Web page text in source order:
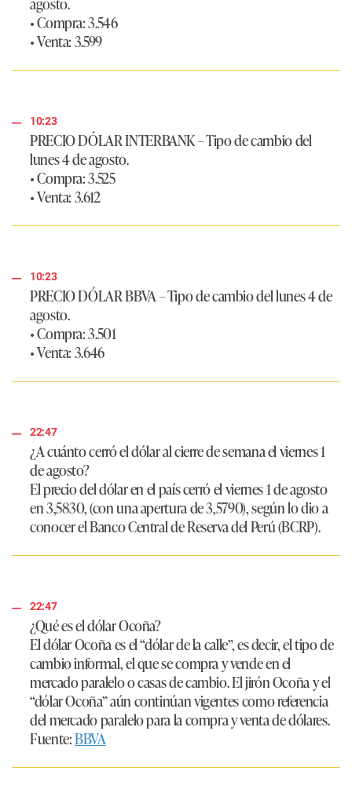
• Compra:3.546
• Venta:3.599
10:23
PRECIO DÓLAR INTERBANK–Tipo de cambio del
lunes 4 de agosto.
• Compra:3.525
• Venta:3.612
10:23
PRECIO DÓLAR BBVA–Tipo de cambio del lunes 4 de
agosto.
• Compra:3.501
• Venta:3.646
22:47
¿A cuánto cerró el dólar al cierre de semana el viernes 1
de agosto?
El precio del dólar en el país cerró el viernes 1 de agosto
en3,5830, (con una apertura de 3,5790), según lo dio a
conocer el Banco Central de Reserva del Perú (BCRP).
22:47
¿Qué es el dólar Ocoña?
El dólar Ocoña es el “dólar de la calle”, es decir, el tipo de
cambio informal, el que se compra y vende en el
mercado paralelo o casas de cambio. El jirón Ocoña y el
“dólar Ocoña” aún continúan vigentes como referencia
del mercado paralelo para la compra y venta de dólares.
Fuente:BBVA